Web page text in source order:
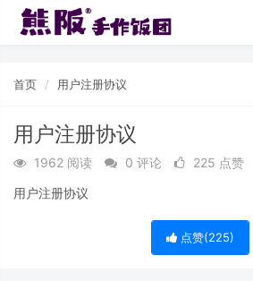
首页 用户注册协议
用户注册协议
1962 阅读 0 评论
225 点赞
用户注册协议
点赞(225)